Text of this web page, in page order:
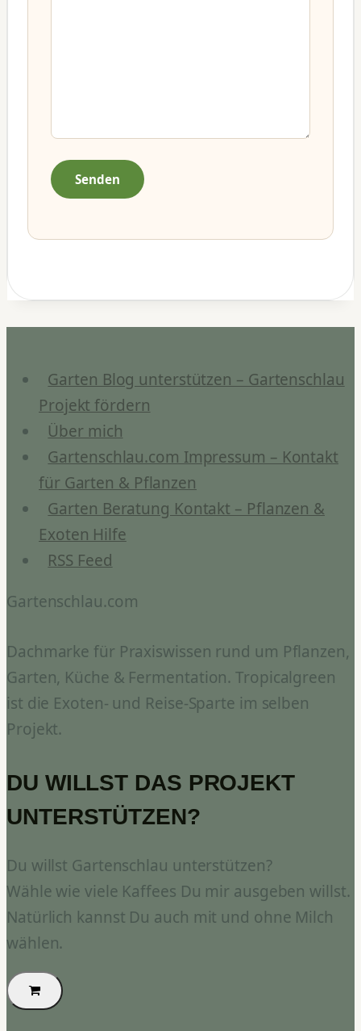
Garten Blog unterstützen – Gartenschlau
Projekt fördern
Über mich
Gartenschlau.com Impressum – Kontakt
für Garten & Pflanzen
Garten Beratung Kontakt – Pflanzen &
Exoten Hilfe
RSS Feed
Gartenschlau.com
Dachmarke für Praxiswissen rund um Pflanzen,
Garten, Küche & Fermentation. Tropicalgreen
ist die Exoten- und Reise-Sparte im selben
Projekt.
DU WILLST DAS PROJEKT
UNTERSTÜTZEN?
Du willst Gartenschlau unterstützen?
Wähle wie viele Kaffees Du mir ausgeben willst.
Natürlich kannst Du auch mit und ohne Milch
wählen.